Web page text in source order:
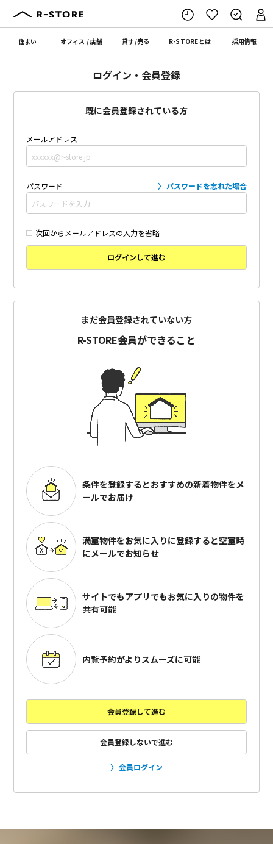
住まい オフィス /店舗 貸す/売る R-STOREとは 採用情報
ログイン・会員登録
既に会員登録されている方
メールアドレス
パスワード パスワードを忘れた場合
次回からメールアドレスの入力を省略
ログインして進む
まだ会員登録されていない方
R-STORE会員ができること
条件を登録するとおすすめの新着物件をメ
ールでお届け
満室物件をお気に入りに登録すると空室時
にメールでお知らせ
サイトでもアプリでもお気に入りの物件を
共有可能
内覧予約がよりスムーズに可能
会員登録して進む
会員登録しないで進む
会員ログイン